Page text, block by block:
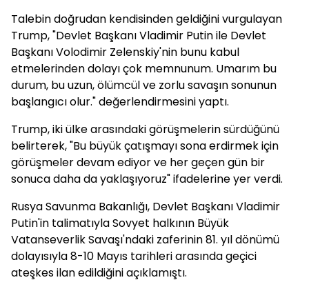
Talebin doğrudan kendisinden geldiğini vurgulayan
Trump, "Devlet Başkanı Vladimir Putin ile Devlet
Başkanı Volodimir Zelenskiy'nin bunu kabul
etmelerinden dolayı çok memnunum. Umarım bu
durum, bu uzun, ölümcül ve zorlu savaşın sonunun
başlangıcı olur." değerlendirmesini yaptı.
Trump, iki ülke arasındaki görüşmelerin sürdüğünü
belirterek, "Bu büyük çatışmayı sona erdirmek için
görüşmeler devam ediyor ve her geçen gün bir
sonuca daha da yaklaşıyoruz" ifadelerine yer verdi.
Rusya Savunma Bakanlığı, Devlet Başkanı Vladimir
Putin'in talimatıyla Sovyet halkının Büyük
Vatanseverlik Savaşı'ndaki zaferinin 81. yıl dönümü
dolayısıyla 8-10 Mayıs tarihleri arasında geçici
ateşkes ilan edildiğini açıklamıştı.